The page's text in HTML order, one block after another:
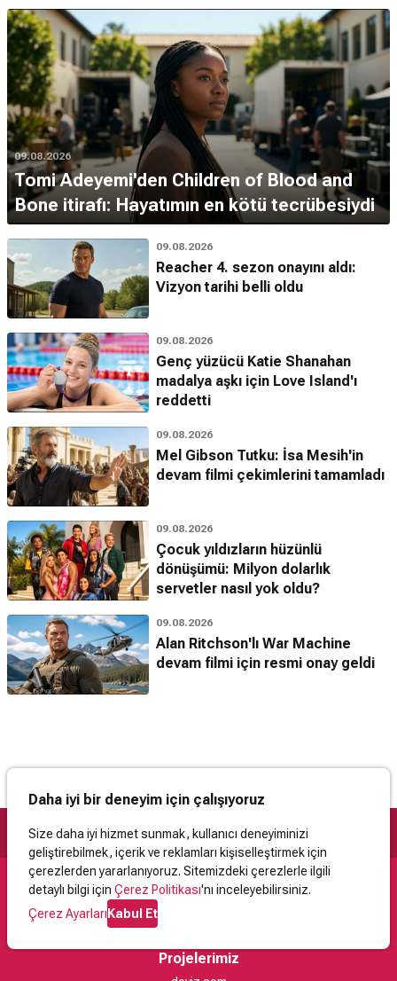
09.08.2026
Tomi Adeyemi'den Children of Blood and
Bone itirafı: Hayatımın en kötü tecrübesiydi
09.08.2026
Reacher 4. sezon onayını aldı:
Vizyon tarihi belli oldu
09.08.2026
Genç yüzücü Katie Shanahan
madalya aşkı için Love Island'ı
reddetti
09.08.2026
Mel Gibson Tutku: İsa Mesih'in
devam filmi çekimlerini tamamladı
09.08.2026
Çocuk yıldızların hüzünlü
dönüşümü: Milyon dolarlık
servetler nasıl yok oldu?
09.08.2026
Alan Ritchson'lı War Machine
devam filmi için resmi onay geldi
Daha iyi bir deneyim için çalışıyoruz
Size daha iyi hizmet sunmak, kullanıcı deneyiminizi
geliştirebilmek, içerik ve reklamları kişiselleştirmek için
çerezlerden yararlanıyoruz. Sitemizdeki çerezlerle ilgili
detaylı bilgi için Çerez Politikası'nı inceleyebilirsiniz.
Çerez AyarlarıKabul Et
Destek
İletişimYardımKullanıcı Sözleşmesi
Projelerimiz